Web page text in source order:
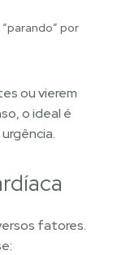
por
ou vierem
o ideal é
fatores.